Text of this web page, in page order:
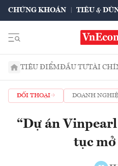
CHỨNG KHOÁN TIÊU &
TIÊU ĐIỂMĐẦU TƯTÀI
ĐỐI THOẠI DOANH
“Dự án
tục